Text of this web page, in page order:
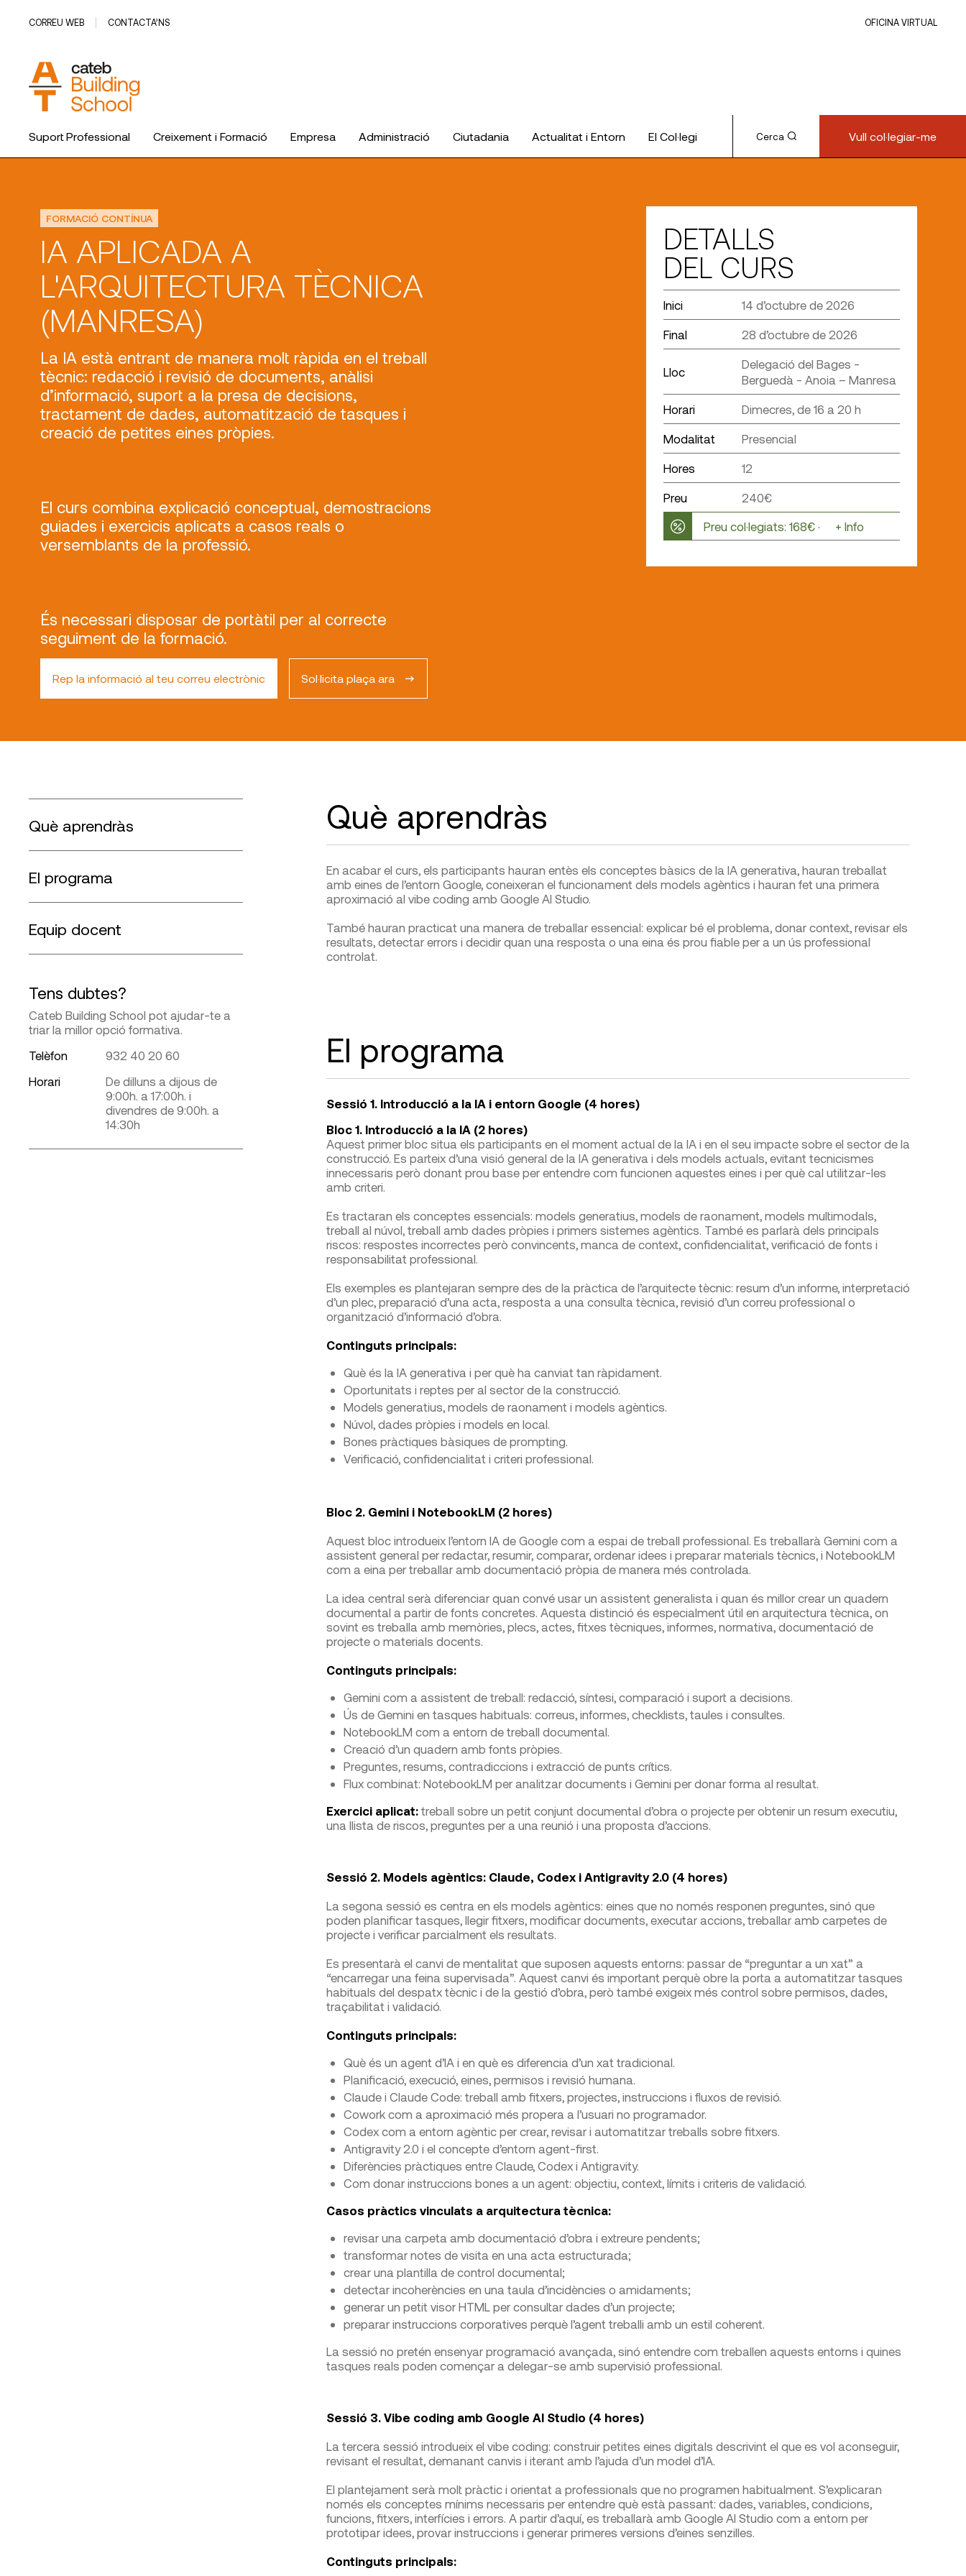
CORREU WEB CONTACTA’NS OFICINA VIRTUAL
Suport Professional Creixement i Formació Empresa Administració Ciutadania Actualitat i Entorn El Col·legi Cerca Vull col·legiar-me
FORMACIÓ CONTÍNUA
IA APLICADA A
L'ARQUITECTURA TÈCNICA
(MANRESA)
La IA està entrant de manera molt ràpida en el treball
tècnic: redacció i revisió de documents, anàlisi
d’informació, suport a la presa de decisions,
tractament de dades, automatització de tasques i
creació de petites eines pròpies.
El curs combina explicació conceptual, demostracions
guiades i exercicis aplicats a casos reals o
versemblants de la professió.
És necessari disposar de portàtil per al correcte
seguiment de la formació.
Rep la informació al teu correu electrònic Sol·licita plaça ara
DETALLS
DEL CURS
Inici 14 d’octubre de 2026
Final 28 d’octubre de 2026
Lloc
Delegació del Bages -
Berguedà - Anoia – Manresa
Horari Dimecres, de 16 a 20 h
Modalitat Presencial
Hores 12
Preu
240€
Preu col·legiats: 168€ ·
+ Info
Què aprendràs
El programa
Equip docent
Tens dubtes?
Cateb Building School pot ajudar-te a
triar la millor opció formativa.
Telèfon
932 40 20 60
Horari
De dilluns a dijous de
9:00h. a 17:00h. i
divendres de 9:00h. a
14:30h
Què aprendràs
En acabar el curs, els participants hauran entès els conceptes bàsics de la IA generativa, hauran treballat
amb eines de l’entorn Google, coneixeran el funcionament dels models agèntics i hauran fet una primera
aproximació al vibe coding amb Google AI Studio.
També hauran practicat una manera de treballar essencial: explicar bé el problema, donar context, revisar els
resultats, detectar errors i decidir quan una resposta o una eina és prou fiable per a un ús professional
controlat.
El programa
Sessió 1. Introducció a la IA i entorn Google (4 hores)
Bloc 1. Introducció a la IA (2 hores)
Aquest primer bloc situa els participants en el moment actual de la IA i en el seu impacte sobre el sector de la
construcció. Es parteix d’una visió general de la IA generativa i dels models actuals, evitant tecnicismes
innecessaris però donant prou base per entendre com funcionen aquestes eines i per què cal utilitzar-les
amb criteri.
Es tractaran els conceptes essencials: models generatius, models de raonament, models multimodals,
treball al núvol, treball amb dades pròpies i primers sistemes agèntics. També es parlarà dels principals
riscos: respostes incorrectes però convincents, manca de context, confidencialitat, verificació de fonts i
responsabilitat professional.
Els exemples es plantejaran sempre des de la pràctica de l’arquitecte tècnic: resum d’un informe, interpretació
d’un plec, preparació d’una acta, resposta a una consulta tècnica, revisió d’un correu professional o
organització d’informació d’obra.
Continguts principals:
Què és la IA generativa i per què ha canviat tan ràpidament.
Oportunitats i reptes per al sector de la construcció.
Models generatius, models de raonament i models agèntics.
Núvol, dades pròpies i models en local.
Bones pràctiques bàsiques de prompting.
Verificació, confidencialitat i criteri professional.
Bloc 2. Gemini i NotebookLM (2 hores)
Aquest bloc introdueix l’entorn IA de Google com a espai de treball professional. Es treballarà Gemini com a
assistent general per redactar, resumir, comparar, ordenar idees i preparar materials tècnics, i NotebookLM
com a eina per treballar amb documentació pròpia de manera més controlada.
La idea central serà diferenciar quan convé usar un assistent generalista i quan és millor crear un quadern
documental a partir de fonts concretes. Aquesta distinció és especialment útil en arquitectura tècnica, on
sovint es treballa amb memòries, plecs, actes, fitxes tècniques, informes, normativa, documentació de
projecte o materials docents.
Continguts principals:
Gemini com a assistent de treball: redacció, síntesi, comparació i suport a decisions.
Ús de Gemini en tasques habituals: correus, informes, checklists, taules i consultes.
NotebookLM com a entorn de treball documental.
Creació d’un quadern amb fonts pròpies.
Preguntes, resums, contradiccions i extracció de punts crítics.
Flux combinat: NotebookLM per analitzar documents i Gemini per donar forma al resultat.
Exercici aplicat:treball sobre un petit conjunt documental d’obra o projecte per obtenir un resum executiu,
una llista de riscos, preguntes per a una reunió i una proposta d’accions.
Sessió 2. Models agèntics: Claude, Codex i Antigravity 2.0 (4 hores)
La segona sessió es centra en els models agèntics: eines que no només responen preguntes, sinó que
poden planificar tasques, llegir fitxers, modificar documents, executar accions, treballar amb carpetes de
projecte i verificar parcialment els resultats.
Es presentarà el canvi de mentalitat que suposen aquests entorns: passar de “preguntar a un xat” a
“encarregar una feina supervisada”. Aquest canvi és important perquè obre la porta a automatitzar tasques
habituals del despatx tècnic i de la gestió d’obra, però també exigeix més control sobre permisos, dades,
traçabilitat i validació.
Continguts principals:
Què és un agent d’IA i en què es diferencia d’un xat tradicional.
Planificació, execució, eines, permisos i revisió humana.
Claude i Claude Code: treball amb fitxers, projectes, instruccions i fluxos de revisió.
Cowork com a aproximació més propera a l’usuari no programador.
Codex com a entorn agèntic per crear, revisar i automatitzar treballs sobre fitxers.
Antigravity 2.0 i el concepte d’entorn agent-first.
Diferències pràctiques entre Claude, Codex i Antigravity.
Com donar instruccions bones a un agent: objectiu, context, límits i criteris de validació.
Casos pràctics vinculats a arquitectura tècnica:
revisar una carpeta amb documentació d’obra i extreure pendents;
transformar notes de visita en una acta estructurada;
crear una plantilla de control documental;
detectar incoherències en una taula d’incidències o amidaments;
generar un petit visor HTML per consultar dades d’un projecte;
preparar instruccions corporatives perquè l’agent treballi amb un estil coherent.
La sessió no pretén ensenyar programació avançada, sinó entendre com treballen aquests entorns i quines
tasques reals poden començar a delegar-se amb supervisió professional.
Sessió 3. Vibe coding amb Google AI Studio (4 hores)
La tercera sessió introdueix el vibe coding: construir petites eines digitals descrivint el que es vol aconseguir,
revisant el resultat, demanant canvis i iterant amb l’ajuda d’un model d’IA.
El plantejament serà molt pràctic i orientat a professionals que no programen habitualment. S’explicaran
només els conceptes mínims necessaris per entendre què està passant: dades, variables, condicions,
funcions, fitxers, interfícies i errors. A partir d’aquí, es treballarà amb Google AI Studio com a entorn per
prototipar idees, provar instruccions i generar primeres versions d’eines senzilles.
Continguts principals: